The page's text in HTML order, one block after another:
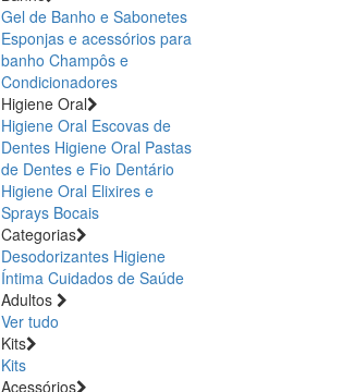
Gel de Banho e Sabonetes
Esponjas e acessórios para
banho Champôs e
Condicionadores
Higiene Oral
Higiene Oral Escovas de
Dentes Higiene Oral Pastas
de Dentes e Fio Dentário
Higiene Oral Elixires e
Sprays Bocais
Categorias
Desodorizantes Higiene
Íntima Cuidados de Saúde
Adultos
Ver tudo
Kits
Kits
Acessórios